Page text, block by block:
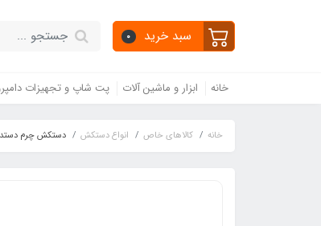
سبد خرید 0
خانه ابزار و ماشین آلات پت شاپ و تجهیزات
خانه کالاهای خاص انواع دستکش دستکش چرم